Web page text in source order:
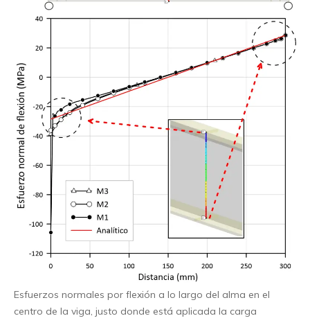
Esfuerzos normales por flexión a lo largo del alma en el
centro de la viga, justo donde está aplicada la carga